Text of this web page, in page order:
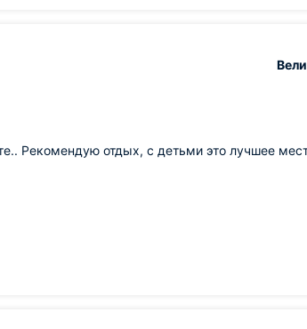
Рекомендую отдых, с детьми это лучшее